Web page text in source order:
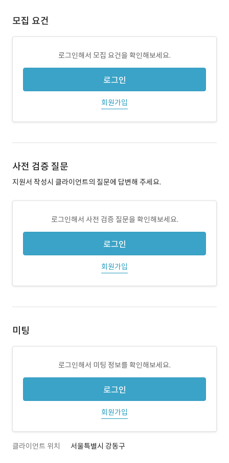
모집 요건
로그인해서 모집 요건을 확인해보세요.
로그인
회원가입
사전 검증 질문
지원서 작성시 클라이언트의 질문에 답변해 주세요.
로그인해서 사전 검증 질문을 확인해보세요.
로그인
회원가입
미팅
로그인해서 미팅 정보를 확인해보세요.
로그인
회원가입
클라이언트 위치 서울특별시 강동구